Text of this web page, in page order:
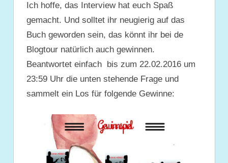
Ich hoffe, das Interview hat euch Spaß
gemacht. Und solltet ihr neugierig auf das
Buch geworden sein, das könnt ihr bei de
Blogtour natürlich auch gewinnen.
Beantwortet einfach bis zum 22.02.2016 um
23:59 Uhr die unten stehende Frage und
sammelt ein Los für folgende Gewinne: